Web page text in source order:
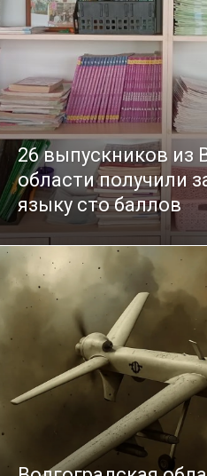
26 выпускников из
области получили
языку сто баллов